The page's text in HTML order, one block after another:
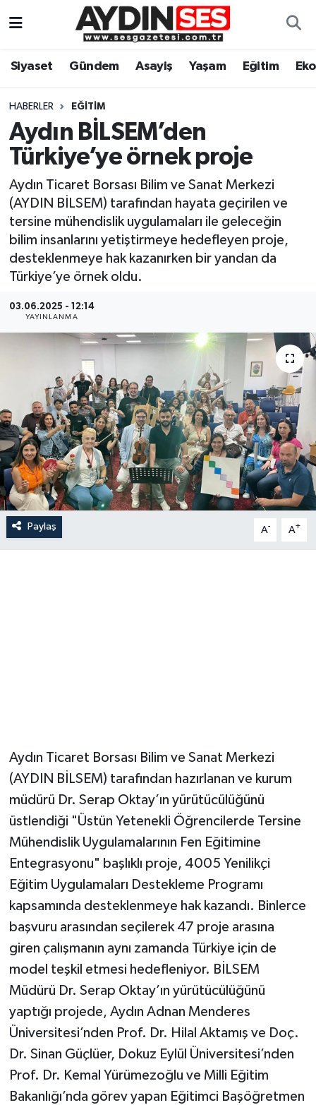
Siyaset Gündem Asayiş Yaşam Eğitim
HABERLER EĞITIM
Aydın BİLSEM’den
Türkiye’ye örnek proje
Aydın Ticaret Borsası Bilim ve Sanat Merkezi
(AYDIN BİLSEM) tarafından hayata geçirilen ve
tersine mühendislik uygulamaları ile geleceğin
bilim insanlarını yetiştirmeye hedefleyen proje,
desteklenmeye hak kazanırken bir yandan da
Türkiye’ye örnek oldu.
03.06.2025 - 12:14
YAYINLANMA
Paylaş A- A+
Aydın Ticaret Borsası Bilim ve Sanat Merkezi
(AYDIN BİLSEM) tarafından hazırlanan ve kurum
müdürü Dr. Serap Oktay’ın yürütücülüğünü
üstlendiği "Üstün Yetenekli Öğrencilerde Tersine
Mühendislik Uygulamalarının Fen Eğitimine
Entegrasyonu" başlıklı proje, 4005 Yenilikçi
Eğitim Uygulamaları Destekleme Programı
kapsamında desteklenmeye hak kazandı. Binlerce
başvuru arasından seçilerek 47 proje arasına
giren çalışmanın aynı zamanda Türkiye için de
model teşkil etmesi hedefleniyor. BİLSEM
Müdürü Dr. Serap Oktay’ın yürütücülüğünü
yaptığı projede, Aydın Adnan Menderes
Üniversitesi’nden Prof. Dr. Hilal Aktamış ve Doç.
Dr. Sinan Güçlüer, Dokuz Eylül Üniversitesi’nden
Prof. Dr. Kemal Yürümezoğlu ve Milli Eğitim
Bakanlığı’nda görev yapan Eğitimci Başöğretmen
Gündem
Siyaset
Ekonomi
Yaşam
Eğitim
Kültür Sanat
Spor
Aydın Hava Durumu
Aydin Namaz Vakitleri
Aydın Trafik Yoğunluk Haritası
Süper Lig Puan Durumu ve Fikstür
Tüm Manşetler
Son Dakika Haberleri
Haber Arşivi